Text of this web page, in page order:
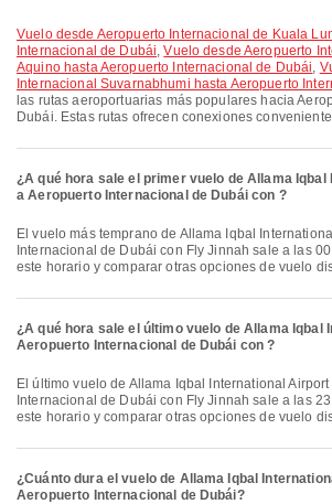
Vuelo desde Aeropuerto Internacional de Kuala Lumpur hasta Aeropuerto
Internacional de Dubái,Vuelo desde Aeropuerto
Aquino hasta Aeropuerto Internacional de Dubái,
Internacional Suvarnabhumi hasta Aeropuerto
las rutas aeroportuarias más populares hacia
Dubái. Estas rutas ofrecen conexiones
¿A qué hora sale el primer vuelo de Allama
a Aeropuerto Internacional de Dubái con ?
El vuelo más temprano de Allama Iqbal International Airport a Aeropuerto
Internacional de Dubái con Fly Jinnah sale a las
este horario y comparar otras opciones de vuelo
¿A qué hora sale el último vuelo de Allama Iqbal
Aeropuerto Internacional de Dubái con ?
El último vuelo de Allama Iqbal International Airport a Aeropuerto
Internacional de Dubái con Fly Jinnah sale a las
este horario y comparar otras opciones de vuelo
¿Cuánto dura el vuelo de Allama Iqbal
Aeropuerto Internacional de Dubái?